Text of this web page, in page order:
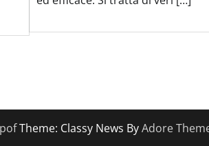
Theme: Classy News ByAdore